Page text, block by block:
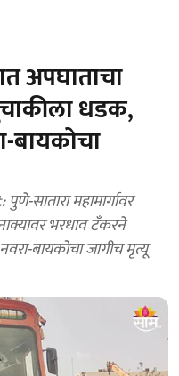
अपघाताचा
धडक,
बायकोचा
सातारा महामार्गावर
भरधाव टँकरने
बायकोचा जागीच मृत्यू